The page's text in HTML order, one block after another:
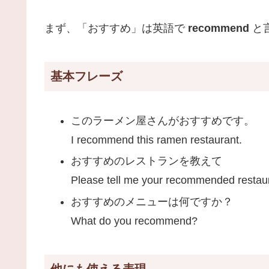
まず、「おすすめ」は英語でrecommend と
基本フレーズ
このラーメン屋さんがおすすめです。
I recommend this ramen restaurant.
おすすめのレストランを教えて
Please tell me your recommended
おすすめのメニューは何ですか？
What do you recommend?